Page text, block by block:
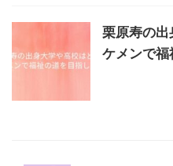
栗原寿の出
ケメンで福